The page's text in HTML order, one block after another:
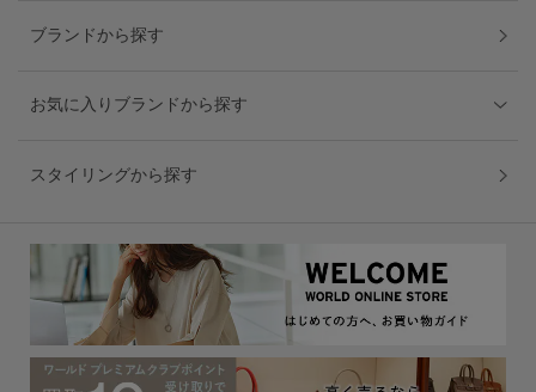
ブランドから探す
お気に入りブランドから探す
スタイリングから探す